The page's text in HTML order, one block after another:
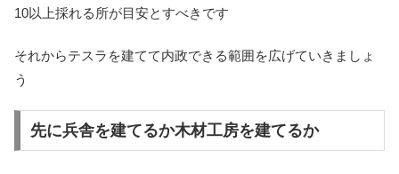
10以上採れる所が目安とすべきです
それからテスラを建てて内政できる範囲を広げていきましょ
う
先に兵舎を建てるか木材工房を建てるか